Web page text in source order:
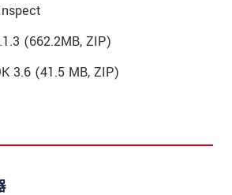
(662.2MB, ZIP)
3.6 (41.5 MB, ZIP)